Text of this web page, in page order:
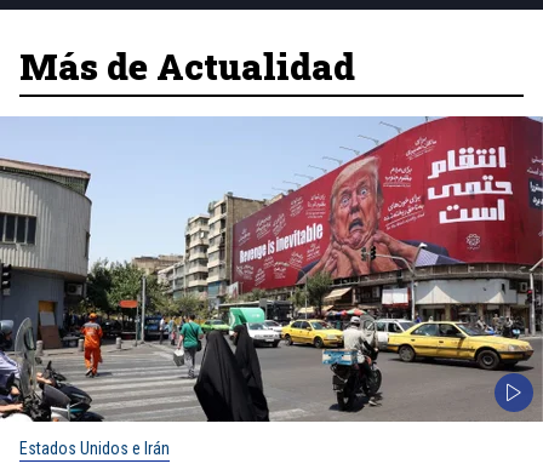
Más de Actualidad
Estados Unidos e Irán